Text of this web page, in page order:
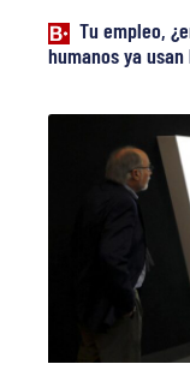
Tu empleo,
humanos ya